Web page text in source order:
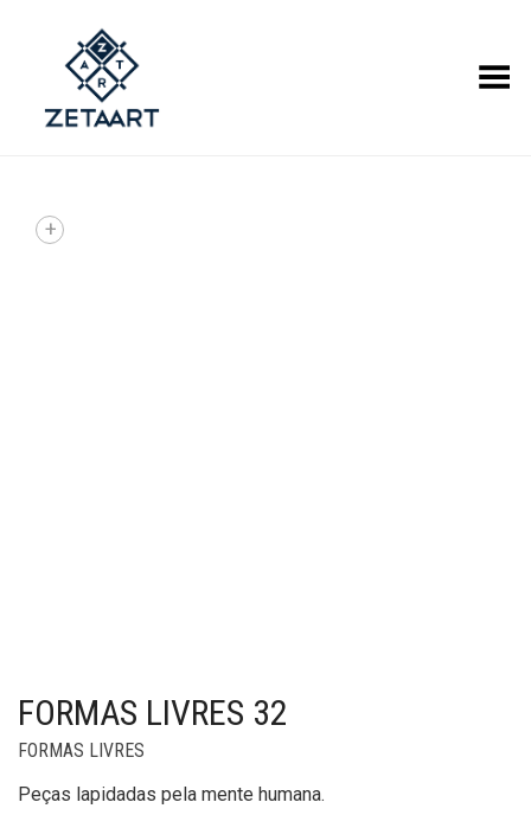
Alternar Menu
+
FORMAS LIVRES 32
FORMAS LIVRES
Peças lapidadas pela mente humana.